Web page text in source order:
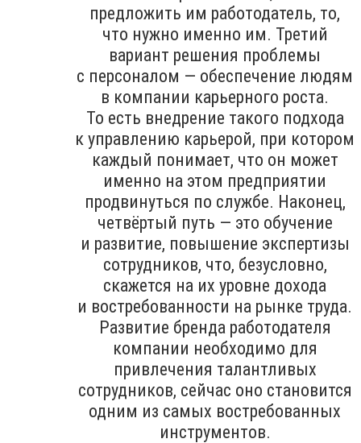
предложить им работодатель, то,
что нужно именно им. Третий
вариант решения проблемы
с персоналом — обеспечение людям
в компании карьерного роста.
То есть внедрение такого подхода
к управлению карьерой, при котором
каждый понимает, что он может
именно на этом предприятии
продвинуться по службе. Наконец,
четвёртый путь — это обучение
и развитие, повышение экспертизы
сотрудников, что, безусловно,
скажется на их уровне дохода
и востребованности на рынке труда.
Развитие бренда работодателя
компании необходимо для
привлечения талантливых
сотрудников, сейчас оно становится
одним из самых востребованных
инструментов.